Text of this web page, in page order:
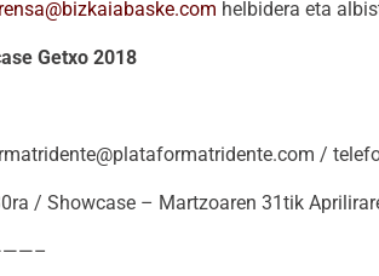
helbidera eta
Getxo 2018
/
/ Showcase – Martzoaren 31tik